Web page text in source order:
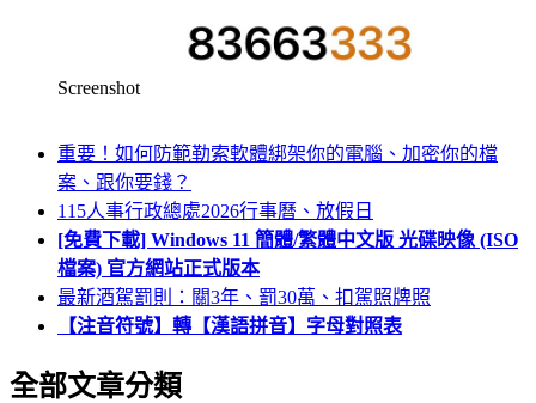
Screenshot
重要！如何防範勒索軟體綁架你的電腦、加密你的檔
案、跟你要錢？
115人事行政總處2026行事曆、放假日
[免費下載] Windows 11 簡體/繁體中文版 光碟映像 (ISO
檔案) 官方網站正式版本
最新酒駕罰則：關3年、罰30萬、扣駕照牌照
【注音符號】轉【漢語拼音】字母對照表
全部文章分類